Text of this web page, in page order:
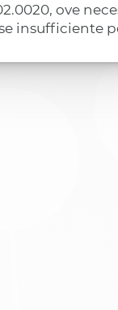
ove
insufficiente